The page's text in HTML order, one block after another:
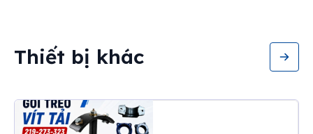
Thiết bị khác